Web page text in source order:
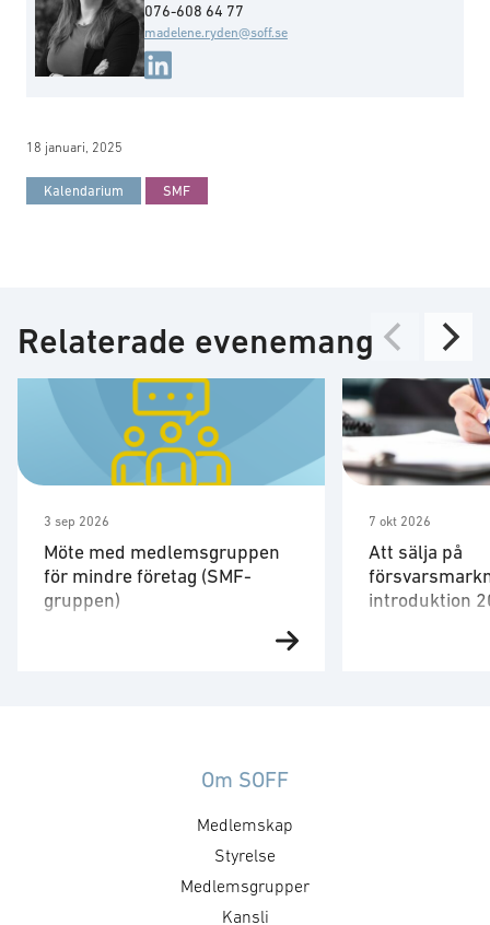
076-608 64 77
madelene.ryden@soff.se
18 januari, 2025
Kalendarium SMF
Relaterade evenemang
3 sep 2026
Möte med medlemsgruppen
för mindre företag (SMF-
gruppen)
programmet i samband med
er som enbart vill delta i
mötesdelen finns möjlighet att
ansluta digitalt under den första
7 okt 2026
Att sälja på
introduktion
Om SOFF
Medlemskap
Styrelse
Medlemsgrupper
Kansli